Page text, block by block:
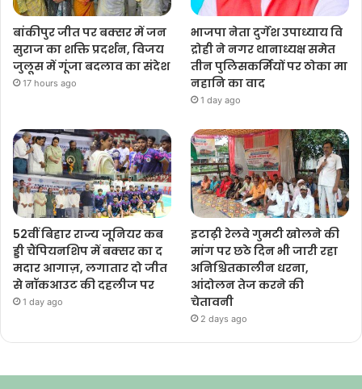
बांकीपुर जीत पर बक्सर में जन
सुराज का शक्ति प्रदर्शन, विजय
जुलूस में गूंजा बदलाव का संदेश
17 hours ago
भाजपा नेता दुर्गेश उपाध्याय वि
द्रोही ने नगर थानाध्यक्ष समेत
तीन पुलिसकर्मियों पर ठोका मा
नहानि का वाद
1 day ago
52वीं बिहार राज्य जूनियर कब
ड्डी चैंपियनशिप में बक्सर का द
मदार आगाज़, लगातार दो जीत
से नॉकआउट की दहलीज पर
1 day ago
इटाढ़ी रेलवे गुमटी खोलने की
मांग पर छठे दिन भी जारी रहा
अनिश्चितकालीन धरना,
आंदोलन तेज करने की
चेतावनी
2 days ago